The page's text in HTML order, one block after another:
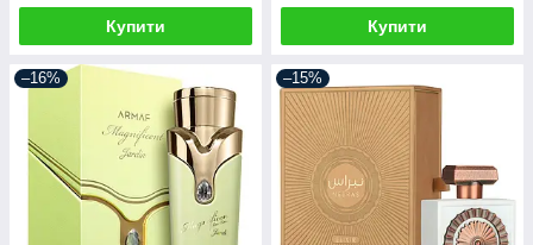
Купити Купити
–16% –15%